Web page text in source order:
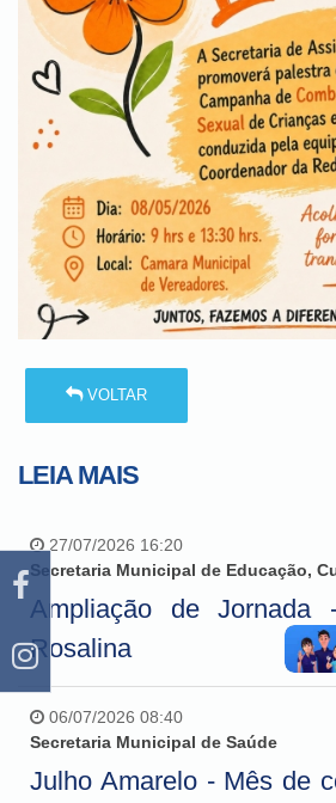
VOLTAR
LEIA MAIS
27/07/2026 16:20
Secretaria Municipal de Educação,
Ampliação de Jornada
Rosalina
06/07/2026 08:40
Secretaria Municipal de Saúde
Julho Amarelo - Mês de